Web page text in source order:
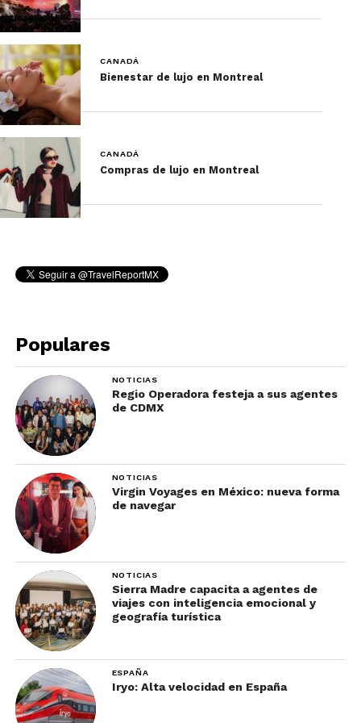
Son casi 31 kilómetros para trasladarse sin salir de
esta zona.
CANADÁ
Bienestar de lujo en Montreal
CANADÁ
Compras de lujo en Montreal
Populares
NOTICIAS
Regio Operadora festeja a sus agentes
de CDMX
NOTICIAS
Virgin Voyages en México: nueva forma
de navegar
NOTICIAS
Sierra Madre capacita a agentes de
viajes con inteligencia emocional y
geografía turística
ESPAÑA
Iryo: Alta velocidad en España